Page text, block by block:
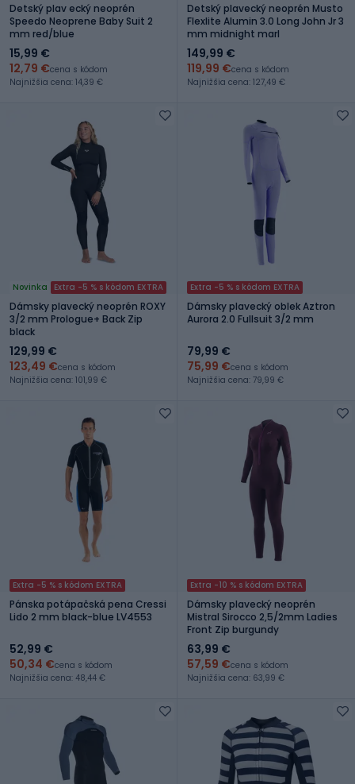
Detský plav ecký neoprén
Speedo Neoprene Baby Suit 2
mm red/blue
15,99 €
12,79 €cena s kódom
Najnižšia cena: 14,39 €
Detský plavecký neoprén Musto
Flexlite Alumin 3.0 Long John Jr 3
mm midnight marl
149,99 €
119,99 €cena s kódom
Najnižšia cena: 127,49 €
Novinka Extra -5 % s kódom EXTRA
Dámsky plavecký neoprén ROXY
3/2 mm Prologue+ Back Zip
black
129,99 €
123,49 €cena s kódom
Najnižšia cena: 101,99 €
Extra -5 % s kódom EXTRA
Dámsky plavecký oblek Aztron
Aurora 2.0 Fullsuit 3/2 mm
79,99 €
75,99 €cena s kódom
Najnižšia cena: 79,99 €
Extra -5 % s kódom EXTRA
Pánska potápačská pena Cressi
Lido 2 mm black-blue LV4553
52,99 €
50,34 €cena s kódom
Najnižšia cena: 48,44 €
Extra -10 % s kódom EXTRA
Dámsky plavecký neoprén
Mistral Sirocco 2,5/2mm Ladies
Front Zip burgundy
63,99 €
57,59 €cena s kódom
Najnižšia cena: 63,99 €